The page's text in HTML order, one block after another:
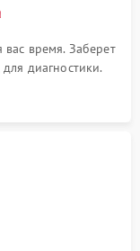
время. Заберет
диагностики.